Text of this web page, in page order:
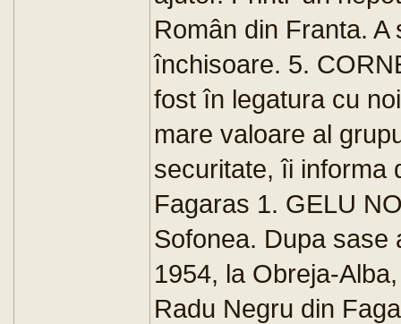
Român din Franta.
închisoare. 5.
fost în legatura cu
mare valoare al
securitate, îi informa
Fagaras 1. GELU
Sofonea. Dupa sase
1954, la Obreja-
Radu Negru din